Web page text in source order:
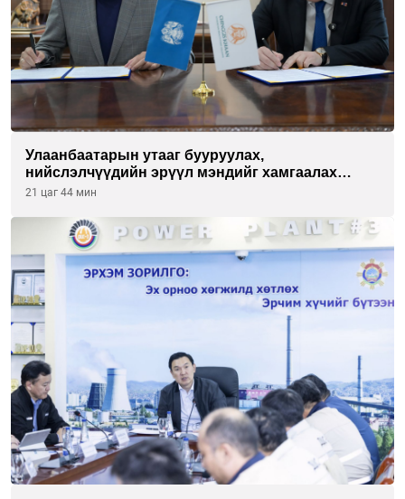
Улаанбаатарын утааг бууруулах,
нийслэлчүүдийн эрүүл мэндийг хамгаалах
төслийг “Чингис хаан баялгийн сан нэгдэл” ХХК-
21 цаг 44 мин